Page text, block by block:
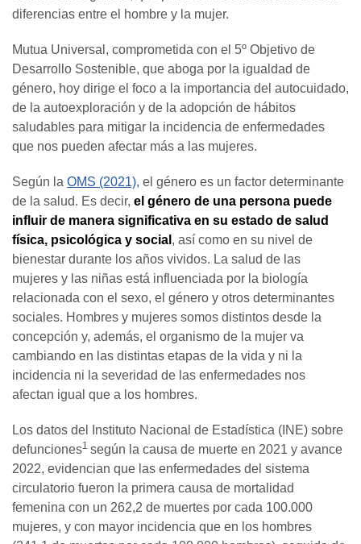
diferencias entre el hombre y la mujer.
Mutua Universal, comprometida con el 5º Objetivo de
Desarrollo Sostenible, que aboga por la igualdad de
género, hoy dirige el foco a la importancia del autocuidado,
de la autoexploración y de la adopción de hábitos
saludables para mitigar la incidencia de enfermedades
que nos pueden afectar más a las mujeres.
Según la OMS (2021), el género es un factor determinante
de la salud. Es decir, el género de una persona puede
influir de manera significativa en su estado de salud
física, psicológica y social , así como en su nivel de
bienestar durante los años vividos. La salud de las
mujeres y las niñas está influenciada por la biología
relacionada con el sexo, el género y otros determinantes
sociales. Hombres y mujeres somos distintos desde la
concepción y, además, el organismo de la mujer va
cambiando en las distintas etapas de la vida y ni la
incidencia ni la severidad de las enfermedades nos
afectan igual que a los hombres.
Los datos del Instituto Nacional de Estadística (INE) sobre
defunciones1 según la causa de muerte en 2021 y avance
2022, evidencian que las enfermedades del sistema
circulatorio fueron la primera causa de mortalidad
femenina con un 262,2 de muertes por cada 100.000
mujeres, y con mayor incidencia que en los hombres